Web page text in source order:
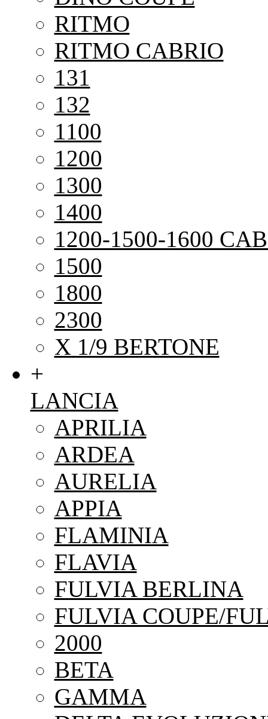
RITMO
RITMO CABRIO
131
132
1100
1200
1300
1400
1200-1500-1600
1500
1800
2300
X 1/9 BERTONE
+
LANCIA
APRILIA
ARDEA
AURELIA
APPIA
FLAMINIA
FLAVIA
FULVIA BERLINA
FULVIA COUPE/
2000
BETA
GAMMA